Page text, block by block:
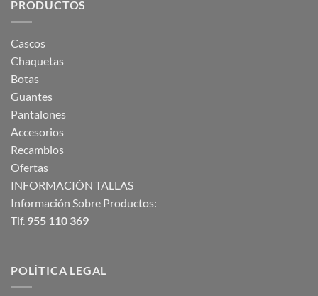
PRODUCTOS
Cascos
Chaquetas
Botas
Guantes
Pantalones
Accesorios
Recambios
Ofertas
INFORMACIÓN TALLAS
Información Sobre Productos:
Tlf. 955 110 369
POLÍTICA LEGAL